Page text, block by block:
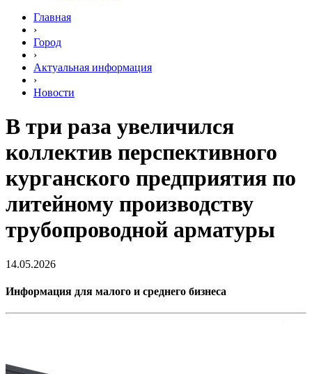
Главная
›
Город
›
Актуальная информация
›
Новости
В три раза увеличился
коллектив перспективного
курганского предприятия по
литейному производству
трубопроводной арматуры
14.05.2026
Информация для малого и среднего бизнеса